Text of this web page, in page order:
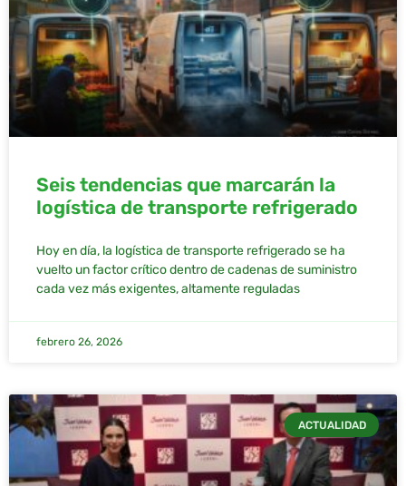
Seis tendencias que marcarán la
logística de transporte refrigerado
Hoy en día, la logística de transporte refrigerado se ha
vuelto un factor crítico dentro de cadenas de suministro
cada vez más exigentes, altamente reguladas
febrero 26, 2026
ACTUALIDAD